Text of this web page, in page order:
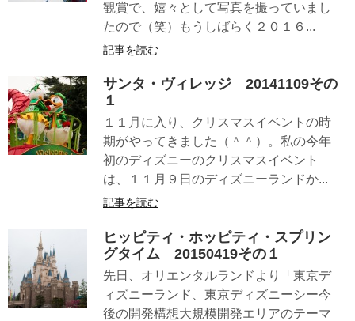
観賞で、嬉々として写真を撮っていまし
たので（笑）もうしばらく２０１６...
記事を読む
サンタ・ヴィレッジ 20141109その
１
１１月に入り、クリスマスイベントの時
期がやってきました（＾＾）。私の今年
初のディズニーのクリスマスイベント
は、１１月９日のディズニーランドか...
記事を読む
ヒッピティ・ホッピティ・スプリン
グタイム 20150419その１
先日、オリエンタルランドより「東京デ
ィズニーランド、東京ディズニーシー今
後の開発構想大規模開発エリアのテーマ